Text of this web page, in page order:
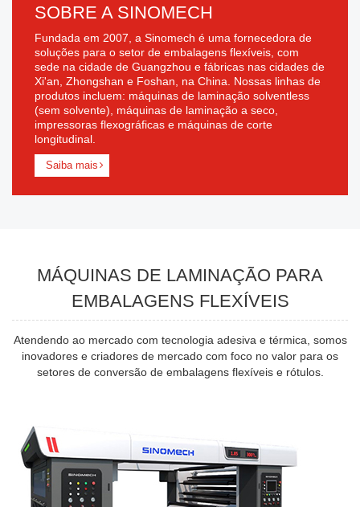
SOBRE A SINOMECH
Fundada em 2007, a Sinomech é uma fornecedora de
soluções para o setor de embalagens flexíveis, com
sede na cidade de Guangzhou e fábricas nas cidades de
Xi'an, Zhongshan e Foshan, na China. Nossas linhas de
produtos incluem: máquinas de laminação solventless
(sem solvente), máquinas de laminação a seco,
impressoras flexográficas e máquinas de corte
longitudinal.
Saiba mais
MÁQUINAS DE LAMINAÇÃO PARA
EMBALAGENS FLEXÍVEIS
Atendendo ao mercado com tecnologia adesiva e térmica, somos
inovadores e criadores de mercado com foco no valor para os
setores de conversão de embalagens flexíveis e rótulos.